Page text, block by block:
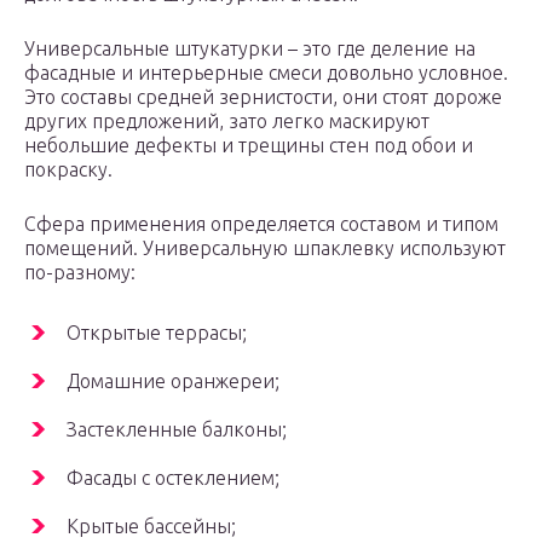
Универсальные штукатурки – это где деление на
фасадные и интерьерные смеси довольно условное.
Это составы средней зернистости, они стоят дороже
других предложений, зато легко маскируют
небольшие дефекты и трещины стен под обои и
покраску.
Сфера применения определяется составом и типом
помещений. Универсальную шпаклевку используют
по-разному:
Открытые террасы;
Домашние оранжереи;
Застекленные балконы;
Фасады с остеклением;
Крытые бассейны;